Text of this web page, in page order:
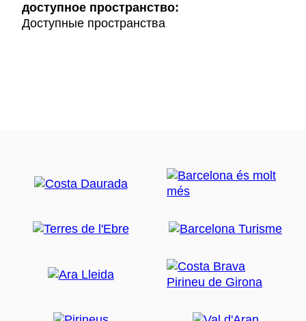
доступное пространство:
Доступные пространства